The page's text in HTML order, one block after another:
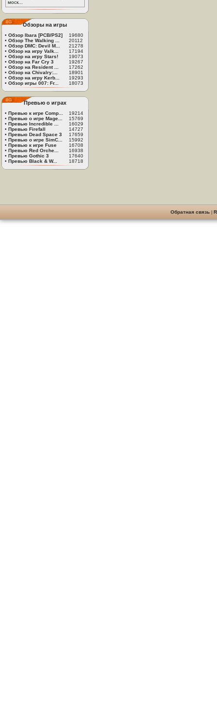
моск...
Обзоры на игры
• Обзор Ibara [PCB/PS2]
19680
• Обзор The Walking ...
20112
• Обзор DMC: Devil M...
21278
• Обзор на игру Valk...
17194
• Обзор на игру Stars!
19073
• Обзор на Far Cry 3
19267
• Обзор на Resident ...
17262
• Обзор на Chivalry:...
18901
• Обзор на игру Kerb...
19293
• Обзор игры 007: Fr... 18073
Превью о играх
• Превью к игре Comp...
19214
• Превью о игре Mage...
15769
• Превью Incredible ...
16029
• Превью Firefall
14727
• Превью Dead Space 3
17659
• Превью о игре SimC...
15992
• Превью к игре Fuse
16708
• Превью Red Orche...
16938
• Превью Gothic 3
17640
• Превью Black & W... 18718
Обратная связь